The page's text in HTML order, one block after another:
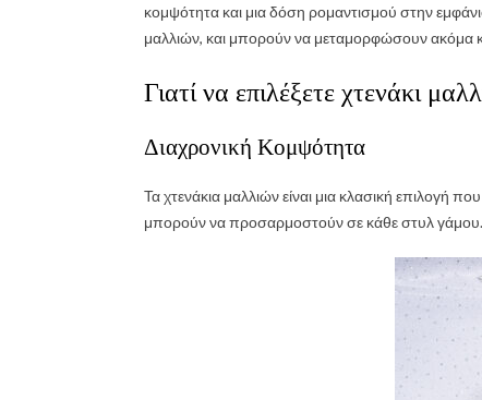
κομψότητα και μια δόση ρομαντισμού στην
μαλλιών, και μπορούν να μεταμορφώσουν ακόμα
Γιατί να επιλέξετε χτενάκι
Διαχρονική Κομψότητα
Τα χτενάκια μαλλιών είναι μια κλασική επιλογή
μπορούν να προσαρμοστούν σε κάθε στυλ γάμου.